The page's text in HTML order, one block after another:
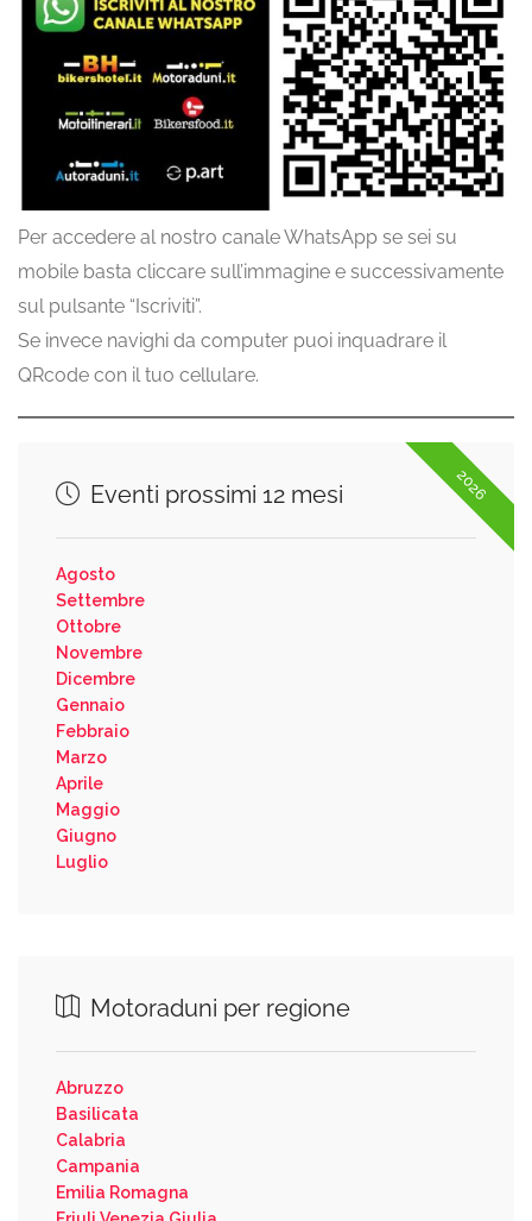
Per accedere al nostro canale WhatsApp se sei su
mobile basta cliccare sull’immagine e successivamente
sul pulsante “Iscriviti”.
Se invece navighi da computer puoi inquadrare il
QRcode con il tuo cellulare.
2026
Eventi prossimi 12 mesi
Agosto
Settembre
Ottobre
Novembre
Dicembre
Gennaio
Febbraio
Marzo
Aprile
Maggio
Giugno
Luglio
Motoraduni per regione
Abruzzo
Basilicata
Calabria
Campania
Emilia Romagna